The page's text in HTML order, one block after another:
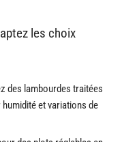
les choix
des lambourdes traitées
et variations de